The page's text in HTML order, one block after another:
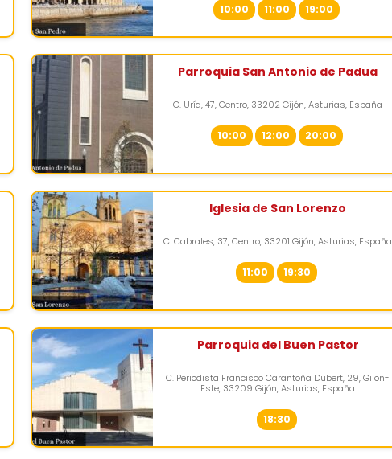
10:00 11:00 19:00
Parroquia San Antonio de Padua
C. Uría, 47, Centro, 33202 Gijón, Asturias, España
10:00 12:00 20:00
Iglesia de San Lorenzo
C. Cabrales, 37, Centro, 33201 Gijón, Asturias, España
11:00 19:30
Parroquia del Buen Pastor
C. Periodista Francisco Carantoña Dubert, 29, Gijon-
Este, 33209 Gijón, Asturias, España
18:30